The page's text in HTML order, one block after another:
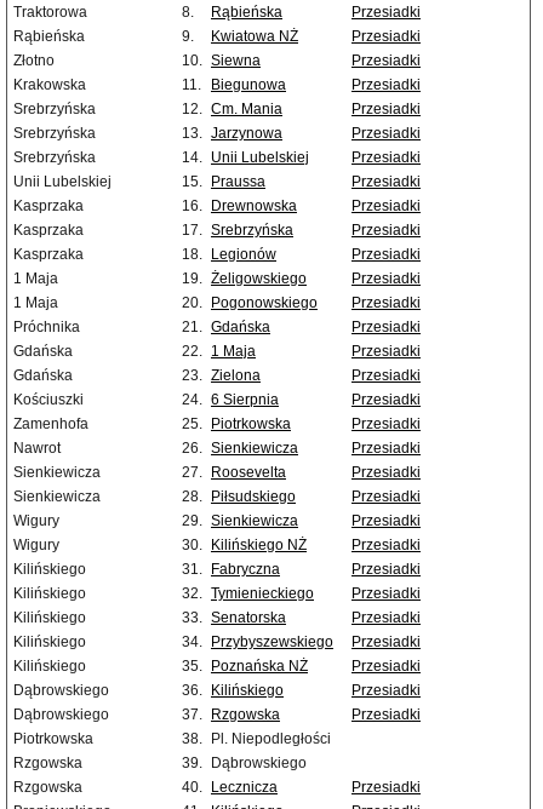
Traktorowa
8. Rąbieńska
Przesiadki
Rąbieńska
9. Kwiatowa NŻ
Przesiadki
Złotno
10. Siewna
Przesiadki
Krakowska
11. Biegunowa
Przesiadki
Srebrzyńska
12. Cm. Mania
Przesiadki
Srebrzyńska
13. Jarzynowa
Przesiadki
Srebrzyńska
14. Unii Lubelskiej
Przesiadki
Unii Lubelskiej
15. Praussa
Przesiadki
Kasprzaka
16. Drewnowska
Przesiadki
Kasprzaka
17. Srebrzyńska
Przesiadki
Kasprzaka
18. Legionów
Przesiadki
1 Maja
19. Żeligowskiego
Przesiadki
1 Maja
20. Pogonowskiego
Przesiadki
Próchnika
21. Gdańska
Przesiadki
Gdańska
22. 1 Maja
Przesiadki
Gdańska
23. Zielona
Przesiadki
Kościuszki
24. 6 Sierpnia
Przesiadki
Zamenhofa
25. Piotrkowska
Przesiadki
Nawrot
26. Sienkiewicza
Przesiadki
Sienkiewicza
27. Roosevelta
Przesiadki
Sienkiewicza
28. Piłsudskiego
Przesiadki
Wigury
29. Sienkiewicza
Przesiadki
Wigury
30. Kilińskiego NŻ
Przesiadki
Kilińskiego
31. Fabryczna
Przesiadki
Kilińskiego
32. Tymienieckiego
Przesiadki
Kilińskiego
33. Senatorska
Przesiadki
Kilińskiego
34. Przybyszewskiego
Przesiadki
Kilińskiego
35. Poznańska NŻ
Przesiadki
Dąbrowskiego
36. Kilińskiego
Przesiadki
Dąbrowskiego
37. Rzgowska
Przesiadki
Piotrkowska
38.
Pl. Niepodległości
Rzgowska
39.
Dąbrowskiego
Rzgowska
40. Lecznicza
Przesiadki